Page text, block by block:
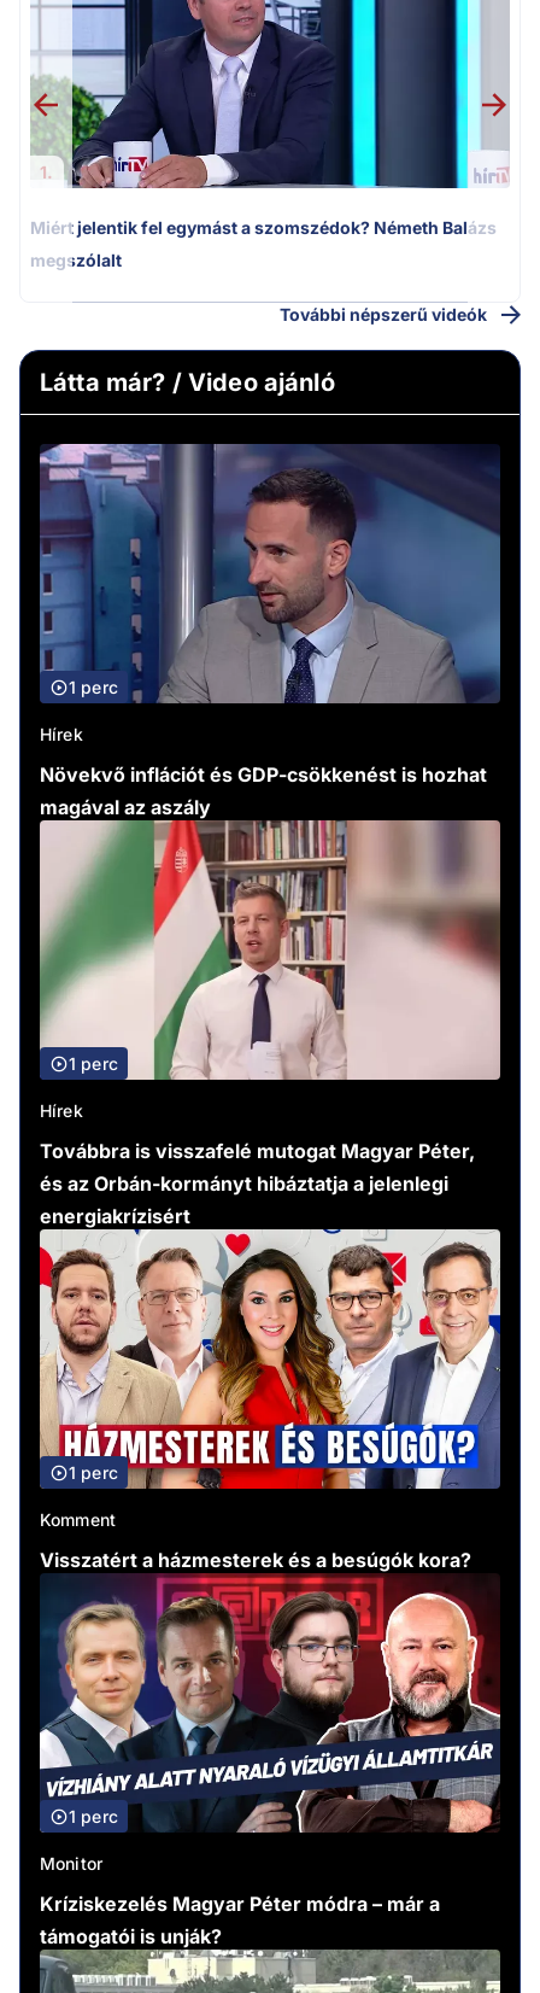
1.
Miért jelentik fel egymást a szomszédok? Németh Balázs
megszólalt
További népszerű videók
Látta már? / Video ajánló
1 perc
Hírek
Növekvő inflációt és GDP-csökkenést is hozhat
magával az aszály
1 perc
Hírek
Továbbra is visszafelé mutogat Magyar Péter,
és az Orbán-kormányt hibáztatja a jelenlegi
energiakrízisért
1 perc
Komment
Visszatért a házmesterek és a besúgók kora?
1 perc
Monitor
Kríziskezelés Magyar Péter módra – már a
támogatói is unják?